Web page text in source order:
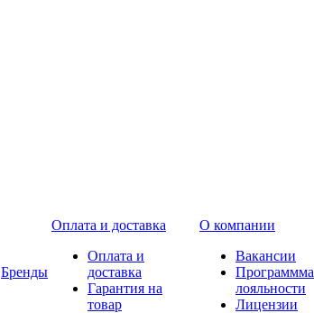
Бренды
Оплата и доставка
Оплата и
доставка
Гарантия на
товар
О компании
Вакансии
Программма
лояльности
Лицензии